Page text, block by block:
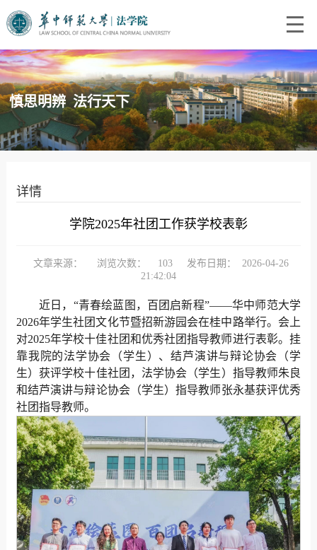
慎思明辨 法行天下
详情
学院2025年社团工作获学校表彰
文章来源： 浏览次数： 103 发布日期：
2026-04-26
21:42:04
近日，“青春绘蓝图，百团启新程”——华中师范大学
2026年学生社团文化节暨招新游园会在桂中路举行。会上
对2025年学校十佳社团和优秀社团指导教师进行表彰。挂
靠我院的法学协会（学生）、结芦演讲与辩论协会（学
生）获评学校十佳社团，法学协会（学生）指导教师朱良
和结芦演讲与辩论协会（学生）指导教师张永基获评优秀
社团指导教师。